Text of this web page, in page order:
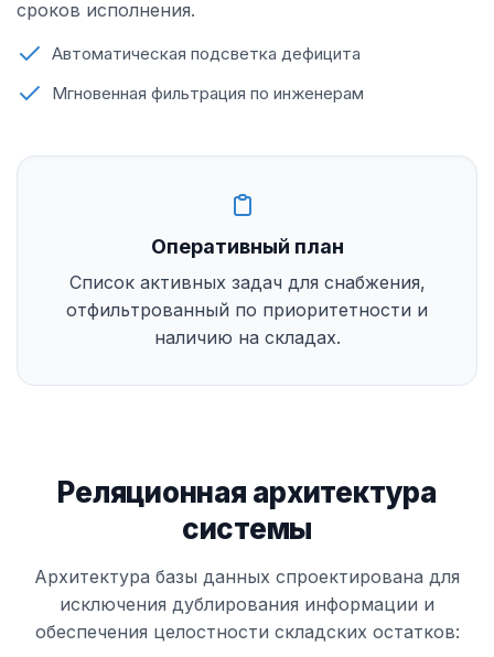
сроков исполнения.
Автоматическая подсветка дефицита
Мгновенная фильтрация по инженерам
Оперативный план
Список активных задач для снабжения,
отфильтрованный по приоритетности и
наличию на складах.
Реляционная архитектура
системы
Архитектура базы данных спроектирована для
исключения дублирования информации и
обеспечения целостности складских остатков: